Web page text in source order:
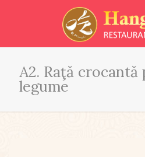
A2. Raţă
legume